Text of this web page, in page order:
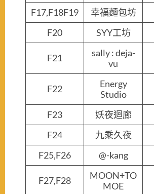
F17,F18F19
幸福麵包坊
F20
SYY工坊
F21
sally : deja-
vu
F22
Energy
Studio
F23 妖夜迴廊
F24
九乘久夜
F25,F26
@-kang
F27,F28
MOON+TO
MOE